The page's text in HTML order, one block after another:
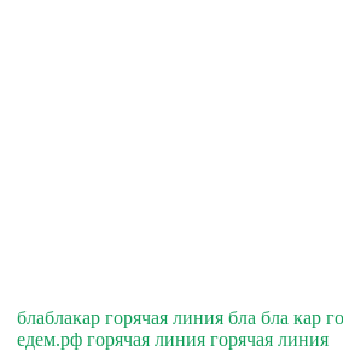
блаблакар горячая линия бла бла кар
едем.рф горячая линия горячая линия